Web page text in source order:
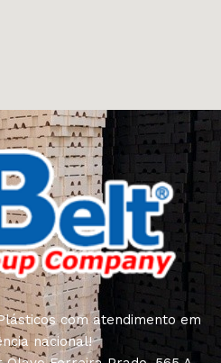
com atendimento em
nacional!